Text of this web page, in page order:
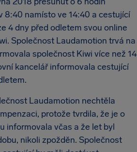
8:40 namísto ve 14:40 a cestující
4 dny před odletem svou online
Společnost Laudamotion trvá na
společnost Kiwi více než 14
kancelář informovala cestující
Laudamotion nechtěla
protože tvrdila, že je o
informovala včas a že let byl
nikoli zpožděn. Společnost